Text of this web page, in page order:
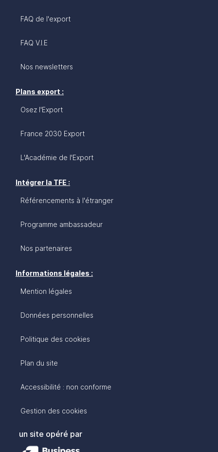
FAQ de l'export
FAQ V.I.E
Nos newsletters
Plans export :
Osez l'Export
France 2030 Export
L'Académie de l'Export
Intégrer la TFE :
Référencements à l'étranger
Programme ambassadeur
Nos partenaires
Informations légales :
Mention légales
Données personnelles
Politique des cookies
Plan du site
Accessibilité : non conforme
Gestion des cookies
un site opéré par